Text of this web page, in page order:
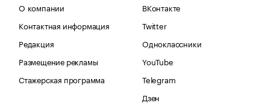
О компании
Контактная информация
Редакция
Размещение рекламы
Стажерская программа
ВКонтакте
Twitter
Одноклассники
YouTube
Telegram
Дзен